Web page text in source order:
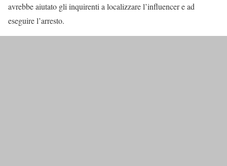
avrebbe aiutato gli inquirenti a localizzare l’influencer e ad
eseguire l’arresto.